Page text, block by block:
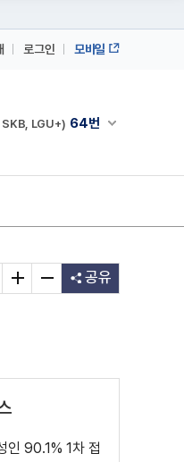
로그인 모바일
채널안내 펼쳐
LGU+) 64번
LGU+)
공유
인 90.1% 1차 접